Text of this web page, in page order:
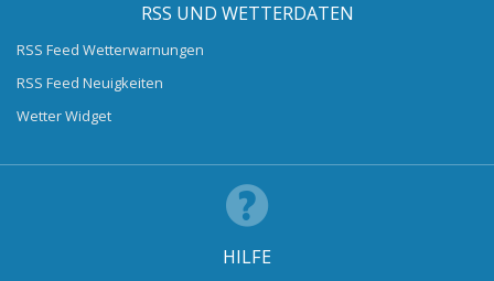
RSS UND WETTERDATEN
RSS Feed Wetterwarnungen
RSS Feed Neuigkeiten
Wetter Widget
HILFE